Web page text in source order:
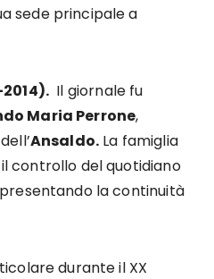
sede principale a
Il giornale fu
Maria Perrone,
Ansaldo. La famiglia
controllo del quotidiano
la continuità
durante il XX